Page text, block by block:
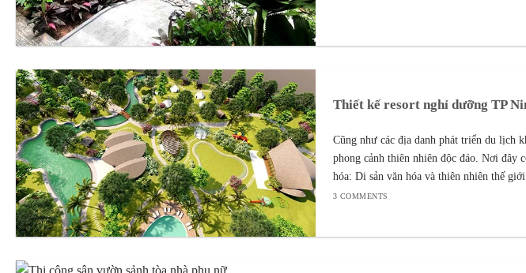
Thiết kế resort nghỉ dưỡng TP
Cũng như các địa danh phát triển du lịch
phong cảnh thiên nhiên độc đáo. Nơi đây
hóa: Di sản văn hóa và thiên nhiên thế
3 COMMENTS